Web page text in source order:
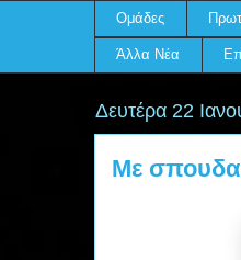
Ομάδες
Άλλα Νέα
Δευτέρα 22
Με